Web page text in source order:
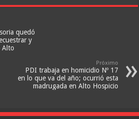
quedó
y
Alto
Próximo
PDI trabaja en homicidio Nº 17
en lo que va del año; ocurrió esta
madrugada en Alto Hospicio